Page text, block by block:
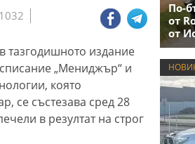
тазгодишното издание
„Мениджър“ и
която
се състезава сред 28
в резултат на строг
По-
от
от